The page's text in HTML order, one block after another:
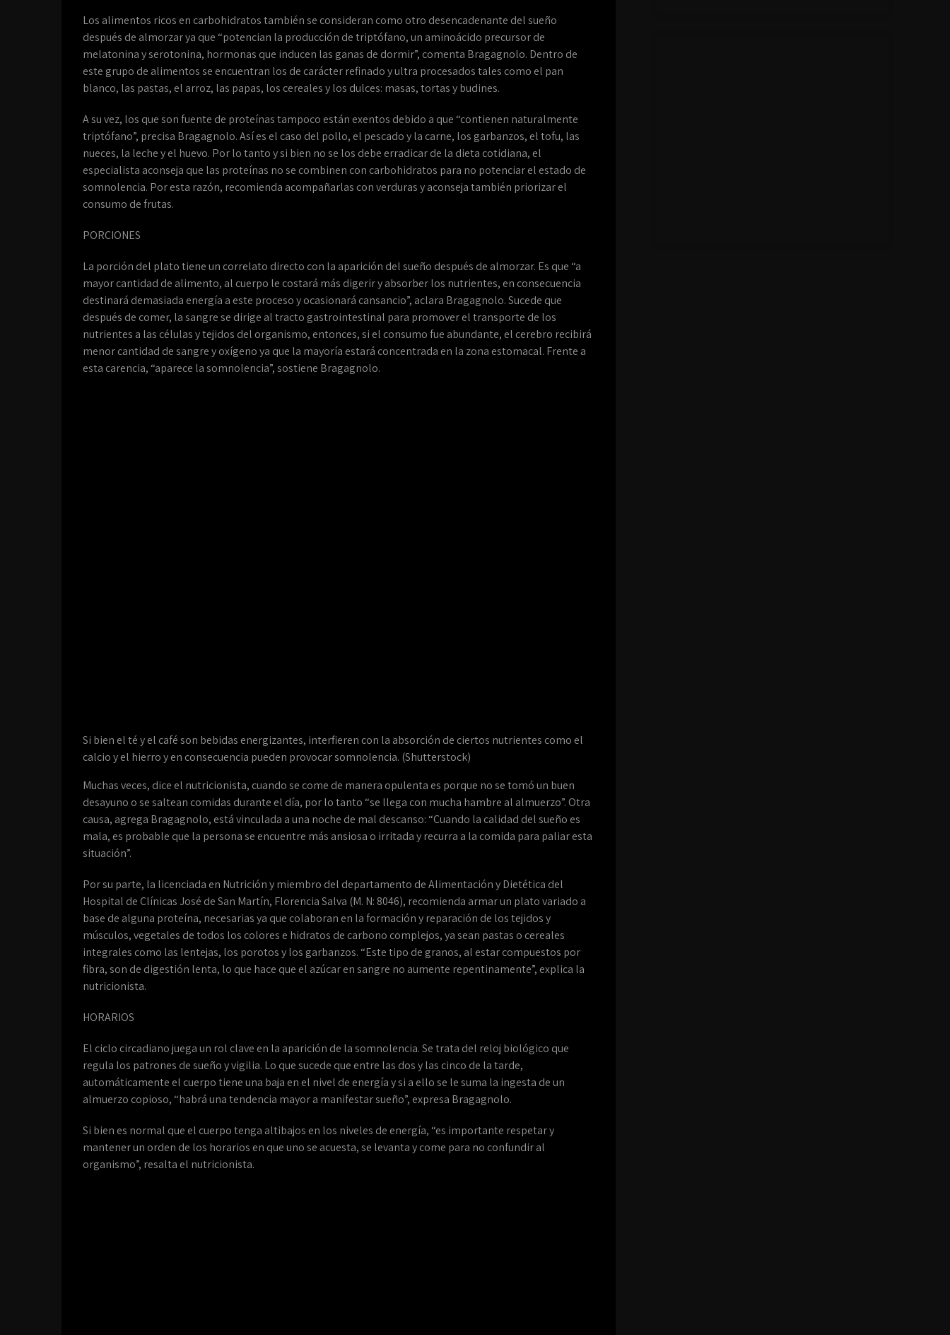
Los alimentos ricos en carbohidratos también se consideran como otro desencadenante del sueño
después de almorzar ya que “potencian la producción de triptófano, un aminoácido precursor de
melatonina y serotonina, hormonas que inducen las ganas de dormir”, comenta Bragagnolo. Dentro de
este grupo de alimentos se encuentran los de carácter refinado y ultra procesados tales como el pan
blanco, las pastas, el arroz, las papas, los cereales y los dulces: masas, tortas y budines.
A su vez, los que son fuente de proteínas tampoco están exentos debido a que “contienen naturalmente
triptófano”, precisa Bragagnolo. Así es el caso del pollo, el pescado y la carne, los garbanzos, el tofu, las
nueces, la leche y el huevo. Por lo tanto y si bien no se los debe erradicar de la dieta cotidiana, el
especialista aconseja que las proteínas no se combinen con carbohidratos para no potenciar el estado de
somnolencia. Por esta razón, recomienda acompañarlas con verduras y aconseja también priorizar el
consumo de frutas.
PORCIONES
La porción del plato tiene un correlato directo con la aparición del sueño después de almorzar. Es que “a
mayor cantidad de alimento, al cuerpo le costará más digerir y absorber los nutrientes, en consecuencia
destinará demasiada energía a este proceso y ocasionará cansancio”, aclara Bragagnolo. Sucede que
después de comer, la sangre se dirige al tracto gastrointestinal para promover el transporte de los
nutrientes a las células y tejidos del organismo, entonces, si el consumo fue abundante, el cerebro recibirá
menor cantidad de sangre y oxígeno ya que la mayoría estará concentrada en la zona estomacal. Frente a
esta carencia, “aparece la somnolencia”, sostiene Bragagnolo.
Si bien el té y el café son bebidas energizantes, interfieren con la absorción de ciertos nutrientes como el
calcio y el hierro y en consecuencia pueden provocar somnolencia. (Shutterstock)
Muchas veces, dice el nutricionista, cuando se come de manera opulenta es porque no se tomó un buen
desayuno o se saltean comidas durante el día, por lo tanto “se llega con mucha hambre al almuerzo”. Otra
causa, agrega Bragagnolo, está vinculada a una noche de mal descanso: “Cuando la calidad del sueño es
mala, es probable que la persona se encuentre más ansiosa o irritada y recurra a la comida para paliar esta
situación”.
Por su parte, la licenciada en Nutrición y miembro del departamento de Alimentación y Dietética del
Hospital de Clínicas José de San Martín, Florencia Salva (M. N: 8046), recomienda armar un plato variado a
base de alguna proteína, necesarias ya que colaboran en la formación y reparación de los tejidos y
músculos, vegetales de todos los colores e hidratos de carbono complejos, ya sean pastas o cereales
integrales como las lentejas, los porotos y los garbanzos. “Este tipo de granos, al estar compuestos por
fibra, son de digestión lenta, lo que hace que el azúcar en sangre no aumente repentinamente”, explica la
nutricionista.
HORARIOS
El ciclo circadiano juega un rol clave en la aparición de la somnolencia. Se trata del reloj biológico que
regula los patrones de sueño y vigilia. Lo que sucede que entre las dos y las cinco de la tarde,
automáticamente el cuerpo tiene una baja en el nivel de energía y si a ello se le suma la ingesta de un
almuerzo copioso, “habrá una tendencia mayor a manifestar sueño”, expresa Bragagnolo.
Si bien es normal que el cuerpo tenga altibajos en los niveles de energía, “es importante respetar y
mantener un orden de los horarios en que uno se acuesta, se levanta y come para no confundir al
organismo”, resalta el nutricionista.